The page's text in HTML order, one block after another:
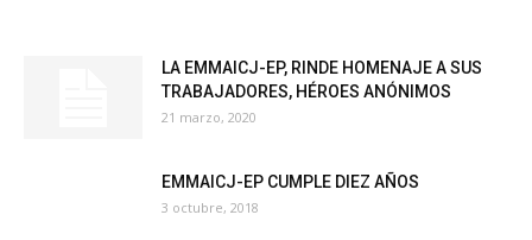
LA EMMAICJ-EP, RINDE HOMENAJE A SUS
TRABAJADORES, HÉROES ANÓNIMOS
21 marzo, 2020
EMMAICJ-EP CUMPLE DIEZ AÑOS
3 octubre, 2018